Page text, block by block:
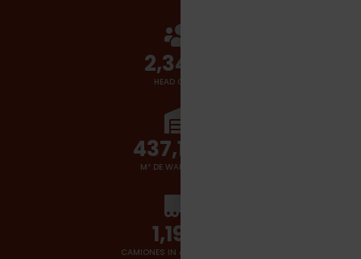
2,700
HEAD COUNT
510,000
M² DE WAREHOUSES
1,400
CAMIONES IN & OUT POR DÍA